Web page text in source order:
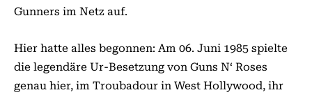
Gunners im Netz auf.
Hier hatte alles begonnen: Am 06. Juni 1985 spielte
die legendäre Ur-Besetzung von Guns N‘ Roses
genau hier, im Troubadour in West Hollywood, ihr